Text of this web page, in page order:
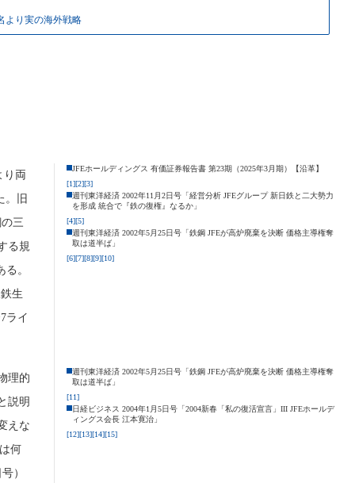
より実の海外戦略
り両
。旧
三
る規
る。
生
ライ
JFEホールディングス 有価証券報告書 第23期（2025年3月期）【沿革】
[1][2][3]
週刊東洋経済 2002年11月2日号「経営分析 JFEグループ 新日鉄と二大勢力
を形成 統合で『鉄の復権』なるか」
[4][5]
週刊東洋経済 2002年5月25日号「鉄鋼 JFEが高炉廃棄を決断 価格主導権奪
取は道半ば」
[6][7][8][9][10]
理的
説明
えな
何
）
週刊東洋経済 2002年5月25日号「鉄鋼 JFEが高炉廃棄を決断 価格主導権奪
取は道半ば」
[11]
日経ビジネス 2004年1月5日号「2004新春「私の復活宣言」III JFEホールデ
ィングス会長 江本寛治」
[12][13][14][15]